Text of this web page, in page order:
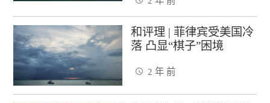
和评理 | 菲律宾受美国冷
落 凸显“棋子”困境
2 年 前